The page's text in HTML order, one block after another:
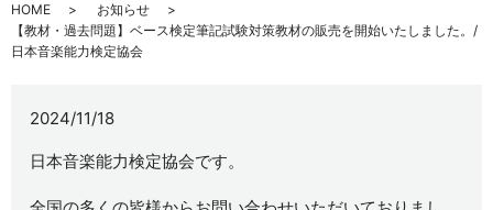
HOME
お知らせ
【教材・過去問題】ベース検定筆記試験対策教材の販売を開始いたしました。/
日本音楽能力検定協会
2024/11/18
日本音楽能力検定協会です。